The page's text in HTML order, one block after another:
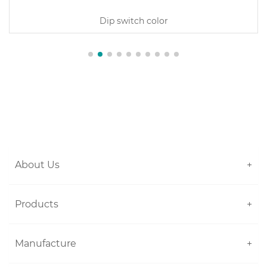
About Us +
Products +
Manufacture +